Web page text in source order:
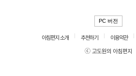
PC 버전
아침편지 소개 추천하기 이용약관
ⓒ 고도원의 아침편지